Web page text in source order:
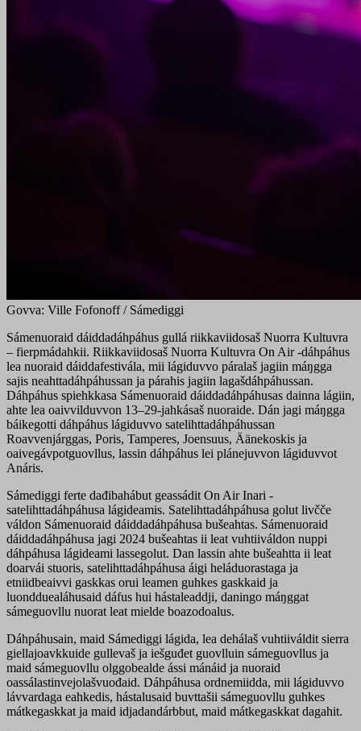
Govva: Ville Fofonoff / Sámediggi
Sámenuoraid dáiddadáhpáhus gullá riikkaviidosaš Nuorra Kultuvra
– fierpmádahkii. Riikkaviidosaš Nuorra Kultuvra On Air -dáhpáhus
lea nuoraid dáiddafestivála, mii lágiduvvo páralaš jagiin máŋgga
sajis neahttadáhpáhussan ja párahis jagiin lagašdáhpáhussan.
Dáhpáhus spiehkkasa Sámenuoraid dáiddadáhpáhusas dainna lágiin,
ahte lea oaivvilduvvon 13–29-jahkásaš nuoraide. Dán jagi máŋgga
báikegotti dáhpáhus lágiduvvo satelihttadáhpáhussan
Roavvenjárggas, Poris, Tamperes, Joensuus, Äänekoskis ja
oaivegávpotguovllus, lassin dáhpáhus lei plánejuvvon lágiduvvot
Anáris.
Sámediggi ferte dađibahábut geassádit On Air Inari -
satelihttadáhpáhusa lágideamis. Satelihttadáhpáhusa golut livčče
váldon Sámenuoraid dáiddadáhpáhusa bušeahtas. Sámenuoraid
dáiddadáhpáhusa jagi 2024 bušeahtas ii leat vuhtiiváldon nuppi
dáhpáhusa lágideami lassegolut. Dan lassin ahte bušeahtta ii leat
doarvái stuoris, satelihttadáhpáhusa áigi heláduorastaga ja
etniidbeaivvi gaskkas orui leamen guhkes gaskkaid ja
luondduealáhusaid dáfus hui hástaleaddji, daningo máŋggat
sámeguovllu nuorat leat mielde boazodoalus.
Dáhpáhusain, maid Sámediggi lágida, lea dehálaš vuhtiiváldit sierra
giellajoavkkuide gullevaš ja iešguđet guovlluin sámeguovllus ja
maid sámeguovllu olggobealde ássi mánáid ja nuoraid
oassálastinvejolašvuođaid. Dáhpáhusa ordnemiidda, mii lágiduvvo
lávvardaga eahkedis, hástalusaid buvttašii sámeguovllu guhkes
mátkegaskkat ja maid idjadandárbbut, maid mátkegaskkat dagahit.